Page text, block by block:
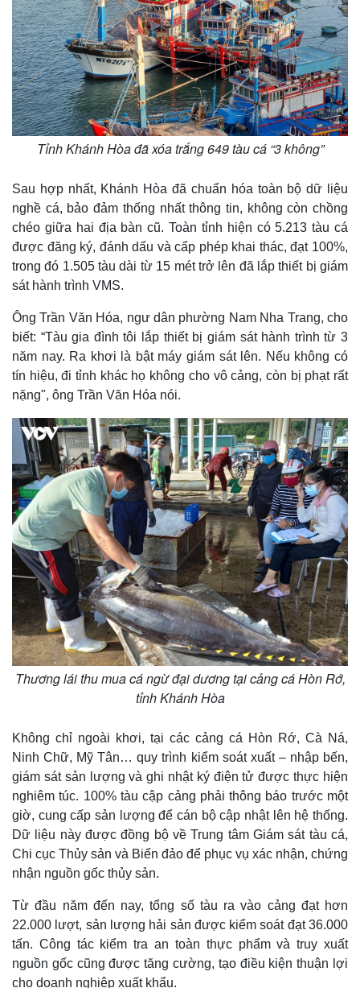
Quan sát
Cuộc sống đó đây
Hồ sơ
Video
Ảnh
E-Magazine
Infographic
Tỉnh Khánh Hòa đã xóa trắng 649 tàu cá “3 không”
Sau hợp nhất, Khánh Hòa đã chuẩn hóa toàn bộ dữ liệu
nghề cá, bảo đảm thống nhất thông tin, không còn chồng
chéo giữa hai địa bàn cũ. Toàn tỉnh hiện có 5.213 tàu cá
được đăng ký, đánh dấu và cấp phép khai thác, đạt 100%,
trong đó 1.505 tàu dài từ 15 mét trở lên đã lắp thiết bị giám
sát hành trình VMS.
Ông Trần Văn Hóa, ngư dân phường Nam Nha Trang, cho
biết: “Tàu gia đình tôi lắp thiết bị giám sát hành trình từ 3
năm nay. Ra khơi là bật máy giám sát lên. Nếu không có
tín hiệu, đi tỉnh khác họ không cho vô cảng, còn bị phạt rất
nặng", ông Trần Văn Hóa nói.
Thương lái thu mua cá ngừ đại dương tại cảng cá Hòn Rớ,
tỉnh Khánh Hòa
Không chỉ ngoài khơi, tại các cảng cá Hòn Rớ, Cà Ná,
Ninh Chữ, Mỹ Tân… quy trình kiểm soát xuất – nhập bến,
giám sát sản lượng và ghi nhật ký điện tử được thực hiện
nghiêm túc. 100% tàu cập cảng phải thông báo trước một
giờ, cung cấp sản lượng để cán bộ cập nhật lên hệ thống.
Dữ liệu này được đồng bộ về Trung tâm Giám sát tàu cá,
Chi cục Thủy sản và Biển đảo để phục vụ xác nhận, chứng
nhận nguồn gốc thủy sản.
Từ đầu năm đến nay, tổng số tàu ra vào cảng đạt hơn
22.000 lượt, sản lượng hải sản được kiểm soát đạt 36.000
tấn. Công tác kiểm tra an toàn thực phẩm và truy xuất
nguồn gốc cũng được tăng cường, tạo điều kiện thuận lợi
cho doanh nghiệp xuất khẩu.